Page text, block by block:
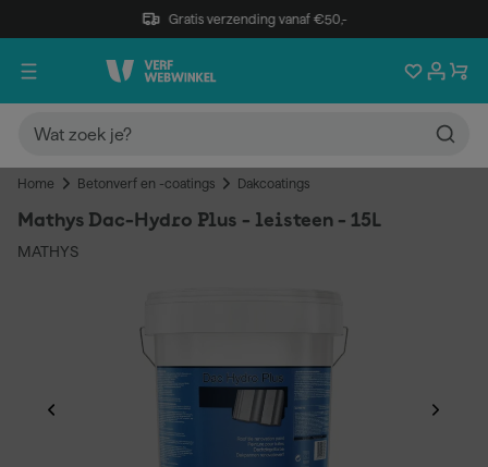
Gratis verzending vanaf €50,-
Home Betonverf en -coatings Dakcoatings
Mathys Dac-Hydro Plus - leisteen - 15L
MATHYS